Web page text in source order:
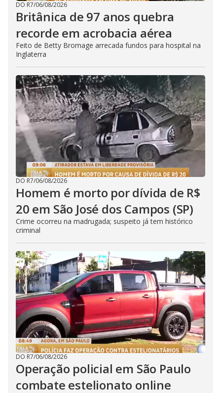
DO R7/06/08/2026
Britânica de 97 anos quebra
recorde em acrobacia aérea
Feito de Betty Bromage arrecada fundos para hospital na
Inglaterra
DO R7/06/08/2026
Homem é morto por dívida de R$
20 em São José dos Campos (SP)
Crime ocorreu na madrugada; suspeito já tem histórico
criminal
DO R7/06/08/2026
Operação policial em São Paulo
combate estelionato online